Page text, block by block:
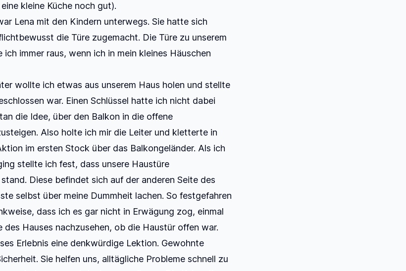
kleine Küche noch gut).
Lena mit den Kindern unterwegs. Sie hatte sich
die Türe zugemacht. Die Türe zu unserem
ich immer raus, wenn ich in mein kleines Häuschen
wollte ich etwas aus unserem Haus holen und stellte
war. Einen Schlüssel hatte ich nicht dabei
die Idee, über den Balkon in die offene
Also holte ich mir die Leiter und kletterte in
im ersten Stock über das Balkongeländer. Als ich
stellte ich fest, dass unsere Haustüre
Diese befindet sich auf der anderen Seite des
selbst über meine Dummheit lachen. So festgefahren
dass ich es gar nicht in Erwägung zog, einmal
des Hauses nachzusehen, ob die Haustür offen war.
Erlebnis eine denkwürdige Lektion. Gewohnte
Sie helfen uns, alltägliche Probleme schnell zu